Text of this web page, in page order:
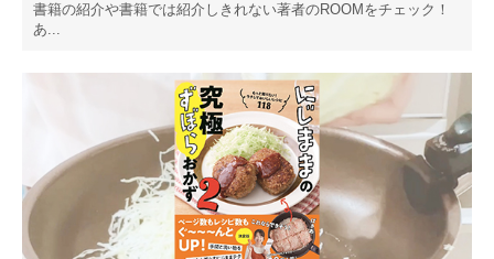
書籍の紹介や書籍では紹介しきれない著者のROOMをチェック！
あ...